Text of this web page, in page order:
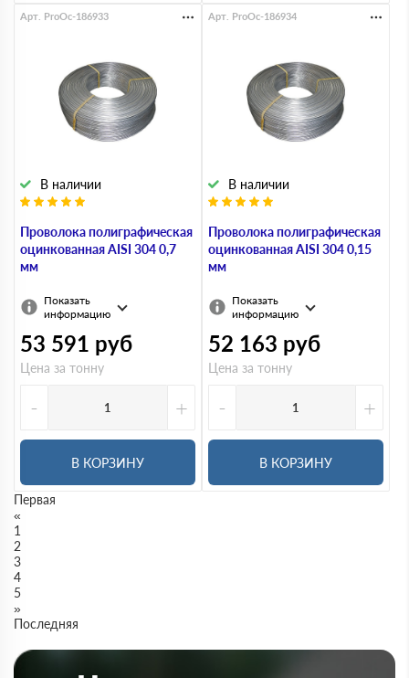
Проволока полиграфическая
оцинкованная AISI 304 0,7
мм
В наличии
Арт. ProOc-186933
Показать
информацию
53 591 руб
Цена за тонну
- +
В КОРЗИНУ
Проволока полиграфическая
оцинкованная AISI 304 0,15
мм
В наличии
Арт. ProOc-186934
Показать
информацию
52 163 руб
Цена за тонну
- +
В КОРЗИНУ
Первая
«
1
2
3
4
5
»
Последняя